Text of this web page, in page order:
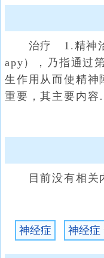
治疗 1.精神治
apy），乃指通过
生作用从而使精神
重要，其主要内
目前没有相关
神经症 神经症